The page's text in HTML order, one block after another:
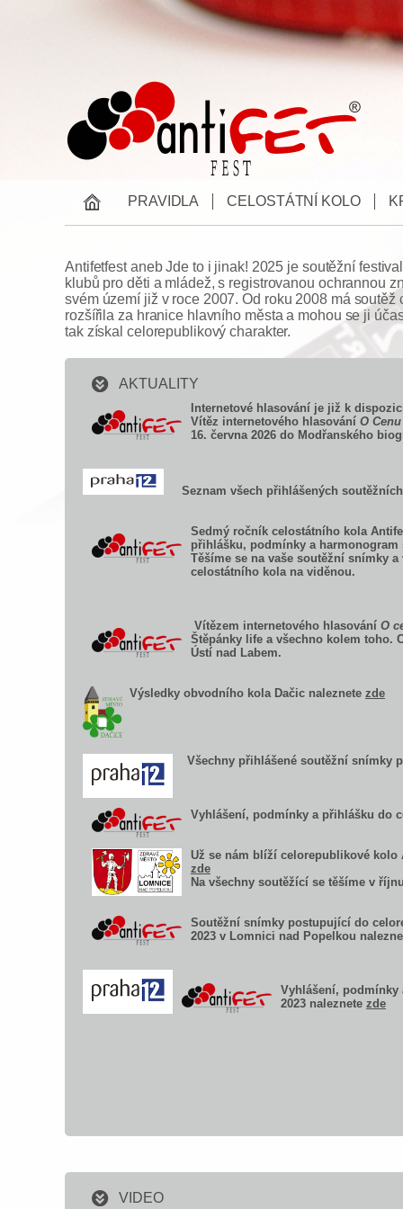
PRAVIDLA CELOSTÁTNÍ KOLO
Antifetfest aneb Jde to i jinak! 2025 je soutěžní
klubů pro děti a mládež, s registrovanou ochrannou
svém území již v roce 2007. Od roku 2008 má
rozšířila za hranice hlavního města a mohou se ji
tak získal celorepublikový charakter.
AKTUALITY
Internetové hlasování je již k
Vítěz internetového hlasování O
16. června 2026 do Modřanského
Seznam všech přihlášených
Sedmý ročník celostátního kola
přihlášku, podmínky a harmonogram
Těšíme se na vaše soutěžní snímky
celostátního kola na viděnou.
Vítězem internetového hlasování O
Štěpánky life a všechno kolem toho.
Ústí nad Labem.
Výsledky obvodního kola Dačic naleznete zde
Všechny přihlášené soutěžní snímky
Vyhlášení, podmínky a přihlášku do
Už se nám blíží celorepublikové kolo
zde
Na všechny soutěžící se těšíme v
Soutěžní snímky postupující do
2023 v Lomnici nad Popelkou
Vyhlášení, podmínky
2023 naleznete zde
VIDEO